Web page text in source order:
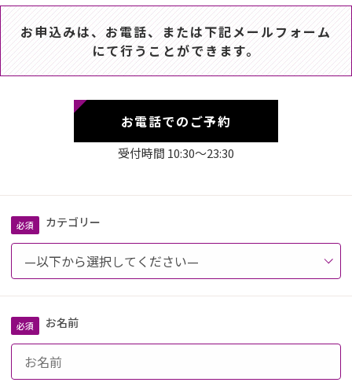
お申込みは、お電話、または下記メールフォーム
にて行うことができます。
お電話でのご予約
受付時間 10:30～23:30
カテゴリー
お名前